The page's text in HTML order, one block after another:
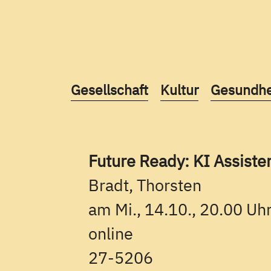
Kurse des folgenden
Gesellschaft Kurse des
Kultur Kurse
Future Ready: KI
Bradt, Thorsten
am Mi., 14.10., 20.00
online
27-5206